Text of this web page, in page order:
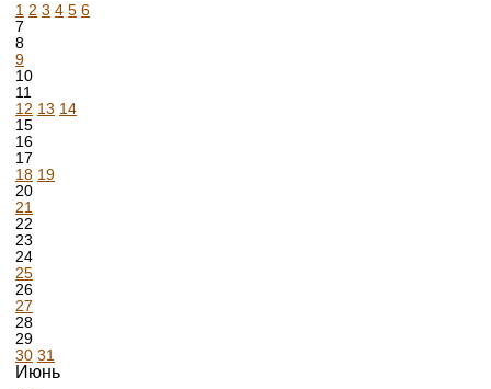
1 2 3 4 5 6
7
8
9
10
11
12 13 14
15
16
17
18 19
20
21
22
23
24
25
26
27
28
29
30 31
Июнь